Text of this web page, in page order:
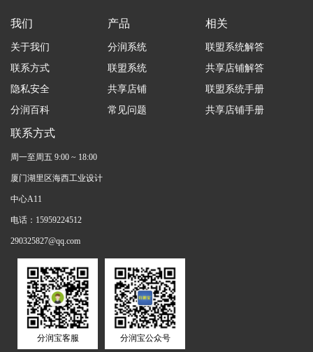
我们
关于我们
联系方式
隐私安全
分润百科
产品
分润系统
联盟系统
共享店铺
常见问题
相关
联盟系统解答
共享店铺解答
联盟系统手册
共享店铺手册
联系方式
周一至周五 9:00 ~ 18:00
厦门湖里区海西工业设计
中心A11
电话：15959224512
290325827@qq.com
分润宝客服 分润宝公众号